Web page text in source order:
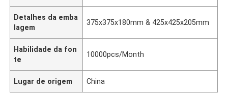
Detalhes da emba
lagem
375x375x180mm & 425x425x205mm
Habilidade da fon
te
10000pcs/Month
Lugar de origem China